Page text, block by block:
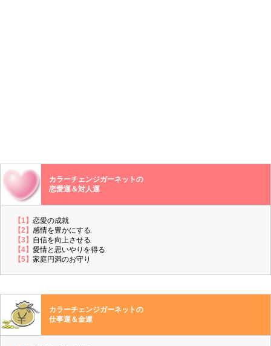
カラーチェンジガーネットの
恋愛運＆対人運
【1】恋愛の成就
【2】感情を豊かにする
【3】 自信を向上させる
【4】愛情と思いやりを得る
【5】家庭円満のお守り
カラーチェンジガーネットの
仕事運＆金運